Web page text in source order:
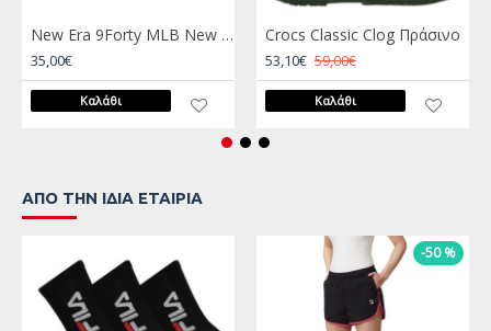
New Era 9Forty MLB New York Yankees Μαύρο
35,00€
Καλάθι
Crocs Classic Clog Πράσινο
53,10€ 59,00€
Καλάθι
ΑΠΌ ΤΗΝ ΊΔΙΑ ΕΤΑΙΡΊΑ
-50 %